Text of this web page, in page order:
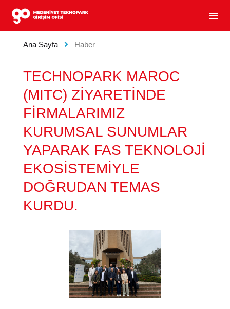
MEDENIYET TEKNOPARK GIRIŞIM OFISI -
menu
Ana Sayfa Haber
TECHNOPARK MAROC
(MITC) ZİYARETİNDE
FİRMALARIMIZ
KURUMSAL SUNUMLAR
YAPARAK FAS TEKNOLOJİ
EKOSİSTEMİYLE
DOĞRUDAN TEMAS
KURDU.